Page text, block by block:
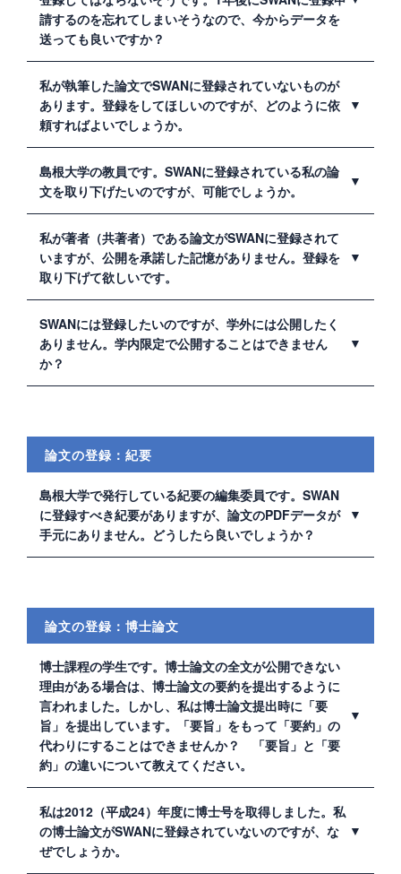
も登録は可能です。
請するのを忘れてしまいそうなので、今からデータを
送っても良いですか？
はい、送ってください。SWANの公開制限機能により、
全文データの公開を指定した日まで保留します。
私が執筆した論文でSWANに登録されていないものが
あります。登録をしてほしいのですが、どのように依
頼すればよいでしょうか。
附属図書館の担当者宛に登録を希望する論文のリスト等
をご送付ください。その後、著作権等を附属図書館で確
す。データ等が揃い次第、SWANに登録します。
島根大学の教員です。SWANに登録されている私の論
文を取り下げたいのですが、可能でしょうか。
はい、状況によっては可能ですので、理由をお知らせく
ださい。
私が著者（共著者）である論文がSWANに登録されて
いますが、公開を承諾した記憶がありません。登録を
取り下げて欲しいです。
まずは担当者までご連絡ください。確認の後、論文の登
録を取り下げます。
SWANには登録したいのですが、学外には公開したく
ありません。学内限定で公開することはできません
か？
論文の登録：紀要
島根大学で発行している紀要の編集委員です。SWAN
に登録すべき紀要がありますが、論文のPDFデータが
手元にありません。どうしたら良いでしょうか？
論文の登録：博士論文
博士課程の学生です。博士論文の全文が公開できない
理由がある場合は、博士論文の要約を提出するように
言われました。しかし、私は博士論文提出時に「要
旨」を提出しています。「要旨」をもって「要約」の
代わりにすることはできませんか？ 「要旨」と「要
約」の違いについて教えてください。
「要旨」と「要約」では、役割が異なります。「要旨」
は、学位を申請する際の書類の一つで、論文を通じて最
も伝えたい内容をまとめたものです。こちらは学位授与
後3ヶ月以内に公表する必要があります。一方、「要約」
私は2012（平成24）年度に博士号を取得しました。私
の博士論文がSWANに登録されていないのですが、な
ぜでしょうか。